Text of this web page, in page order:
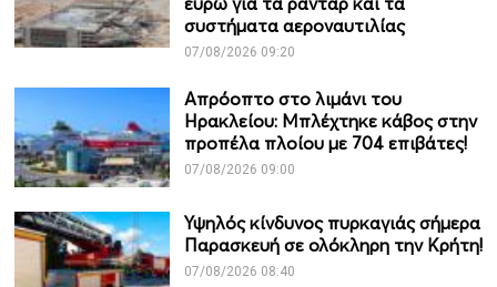
συστήματα αεροναυτιλίας
07/08/2026 09:20
Απρόοπτο στο λιμάνι του
Ηρακλείου: Μπλέχτηκε κάβος στην
προπέλα πλοίου με 704 επιβάτες!
07/08/2026 09:00
Υψηλός κίνδυνος πυρκαγιάς σήμερα
Παρασκευή σε ολόκληρη την Κρήτη!
07/08/2026 08:40